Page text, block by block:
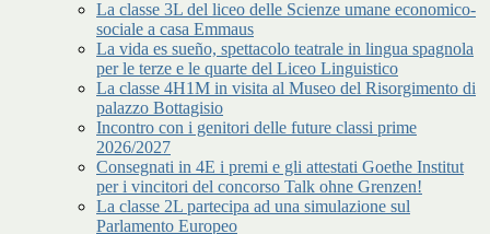
La classe 3L del liceo delle Scienze umane economico-
sociale a casa Emmaus
La vida es sueño, spettacolo teatrale in lingua spagnola
per le terze e le quarte del Liceo Linguistico
La classe 4H1M in visita al Museo del Risorgimento di
palazzo Bottagisio
Incontro con i genitori delle future classi prime
2026/2027
Consegnati in 4E i premi e gli attestati Goethe Institut
per i vincitori del concorso Talk ohne Grenzen!
La classe 2L partecipa ad una simulazione sul
Parlamento Europeo